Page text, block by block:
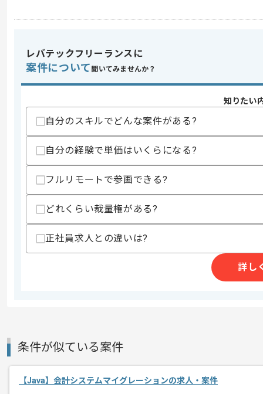
・oracleを使用した開発経験
・SpringBootを使用した開発経験
精算・お支払い
支払いサイト
その他募集要項
2022/11/01
PCの設計や環境設定が目的です。
レバテックフリーランスに
案件について 聞いてみませんか？
知りたい
自分のスキルでどんな案件がある?
自分の経験で単価はいくらになる?
フルリモートで参画できる?
どれくらい裁量権がある?
正社員求人との違いは?
詳し
条件が似ている案件
【Java】会計システムマイグレーションの求人・案件